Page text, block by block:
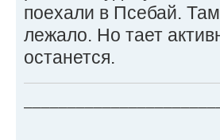
поехали в Псебай.
лежало. Но тает
останется.